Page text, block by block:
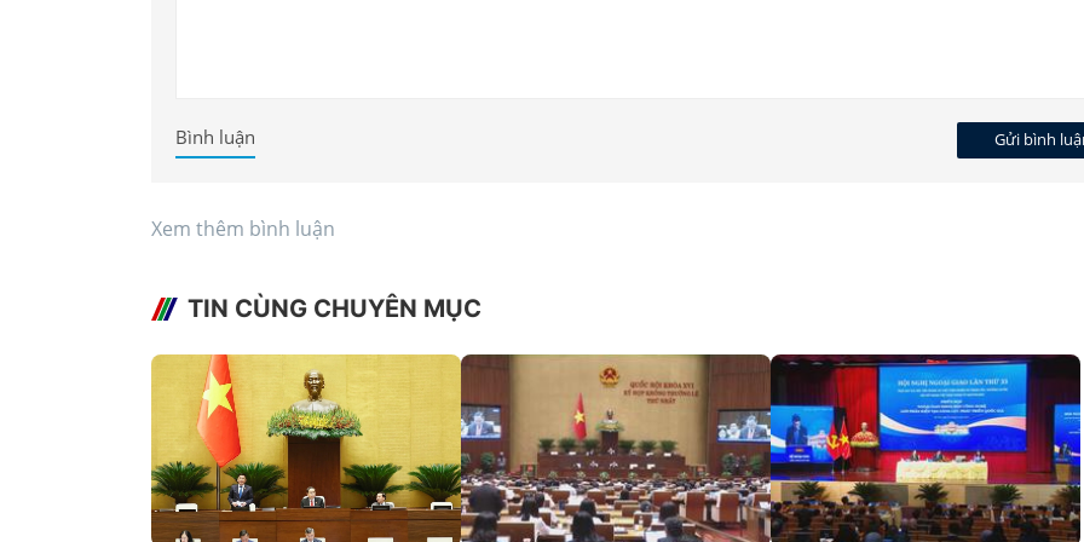
Gửi bình
Bình luận
Xem thêm bình luận
TIN CÙNG CHUYÊN MỤC